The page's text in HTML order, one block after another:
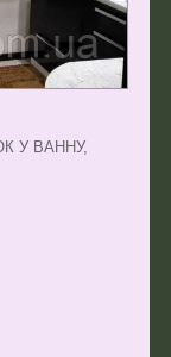
У ВАННУ,